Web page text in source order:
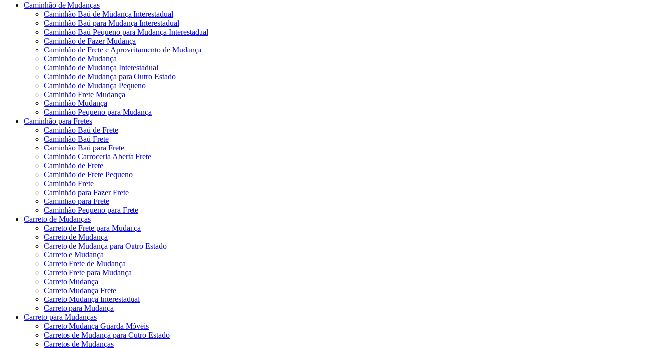
Caminhão de Mudanças
Caminhão Baú de Mudança Interestadual
Caminhão Baú para Mudança Interestadual
Caminhão Baú Pequeno para Mudança Interestadual
Caminhão de Fazer Mudança
Caminhão de Frete e Aproveitamento de Mudança
Caminhão de Mudança
Caminhão de Mudança Interestadual
Caminhão de Mudança para Outro Estado
Caminhão de Mudança Pequeno
Caminhão Frete Mudança
Caminhão Mudança
Caminhão Pequeno para Mudança
Caminhão para Fretes
Caminhão Baú de Frete
Caminhão Baú Frete
Caminhão Baú para Frete
Caminhão Carroceria Aberta Frete
Caminhão de Frete
Caminhão de Frete Pequeno
Caminhão Frete
Caminhão para Fazer Frete
Caminhão para Frete
Caminhão Pequeno para Frete
Carreto de Mudanças
Carreto de Frete para Mudança
Carreto de Mudança
Carreto de Mudança para Outro Estado
Carreto e Mudança
Carreto Frete de Mudança
Carreto Frete para Mudança
Carreto Mudança
Carreto Mudança Frete
Carreto Mudança Interestadual
Carreto para Mudança
Carreto para Mudanças
Carreto Mudança Guarda Móveis
Carretos de Mudança para Outro Estado
Carretos de Mudanças